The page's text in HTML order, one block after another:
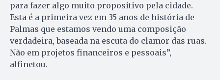
para fazer algo muito propositivo pela cidade.
Esta é a primeira vez em 35 anos de história de
Palmas que estamos vendo uma composição
verdadeira, baseada na escuta do clamor das ruas.
Não em projetos financeiros e pessoais”,
alfinetou.